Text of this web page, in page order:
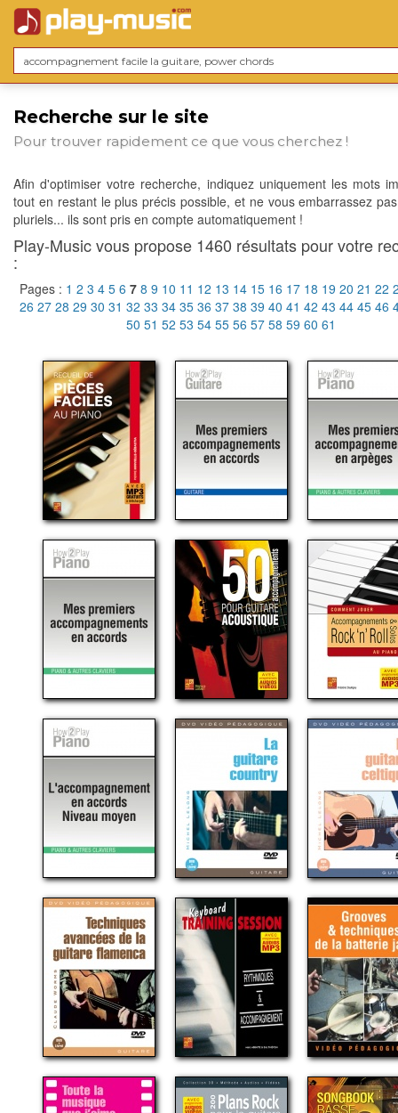
Recherche sur le site
Pour trouver rapidement ce que vous cherchez !
Afin d'optimiser votre recherche, indiquez uniquement les mots
tout en restant le plus précis possible, et ne vous embarrassez
pluriels... ils sont pris en compte automatiquement !
Play-Music vous propose 1460 résultats pour votre
:
Pages : 1 2 3 4 5 6 7 8 9 10 11 12 13 14 15 16 17 18 19 20 21 22
26 27 28 29 30 31 32 33 34 35 36 37 38 39 40 41 42 43 44 45 46
50 51 52 53 54 55 56 57 58 59 60 61